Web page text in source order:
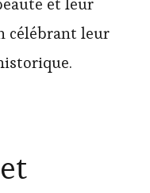
et leur
célébrant leur